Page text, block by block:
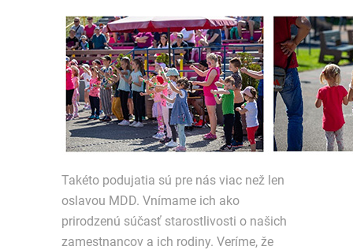
Takéto podujatia sú pre nás viac než len
oslavou MDD. Vnímame ich ako
prirodzenú súčasť starostlivosti o našich
zamestnancov a ich rodiny. Veríme, že